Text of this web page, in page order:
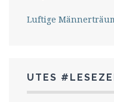
Luftige
UTES